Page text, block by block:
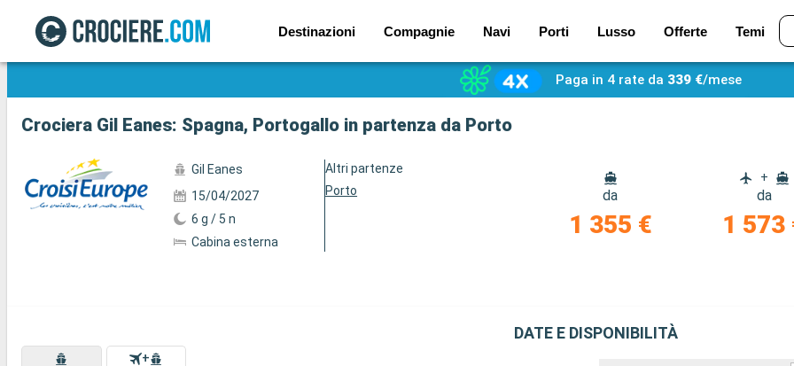
Destinazioni Compagnie Navi Porti Lusso Offerte Temi
Mostra le altre 23 foto
Paga in 4 rate da 339 €/mese
Crociera Gil Eanes: Spagna, Portogallo in partenza da Porto
Gil Eanes
15/04/2027
6 g / 5 n
Cabina esterna
Altri partenze
Porto
da
1 355 €
+
da
1 573
DATE E DISPONIBILITÀ
+